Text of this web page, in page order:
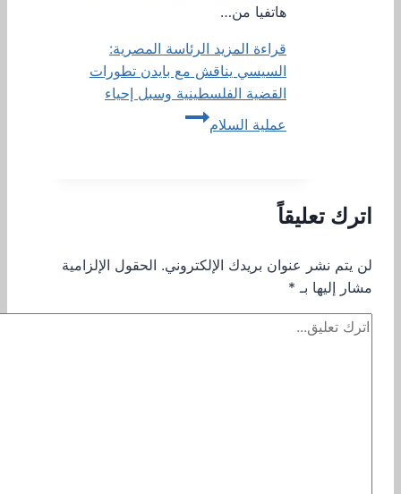
هاتفيا من…
قراءة المزيد الرئاسة المصرية:
السيسي يناقش مع بايدن تطورات
القضية الفلسطينية وسبل إحياء
عملية السلام
اترك تعليقاً
لن يتم نشر عنوان بريدك الإلكتروني. الحقول الإلزامية
مشار إليها بـ *